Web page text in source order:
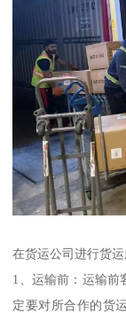
在货运公司进行货
1、运输前：运输前
定要对所合作的货